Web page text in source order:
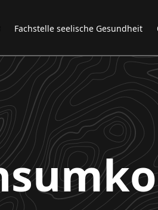
Fachstelle seelische Gesundheit